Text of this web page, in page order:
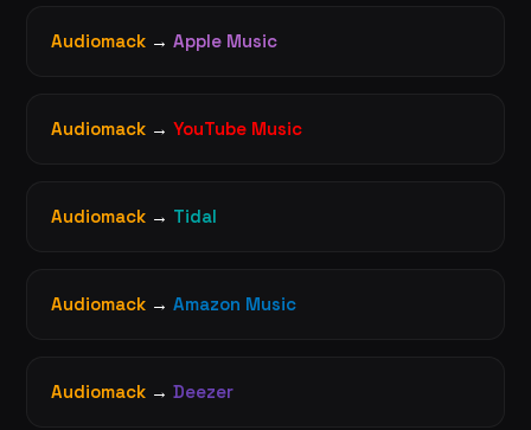
Audiomack → Apple Music
Audiomack → YouTube Music
Audiomack → Tidal
Audiomack → Amazon Music
Audiomack → Deezer